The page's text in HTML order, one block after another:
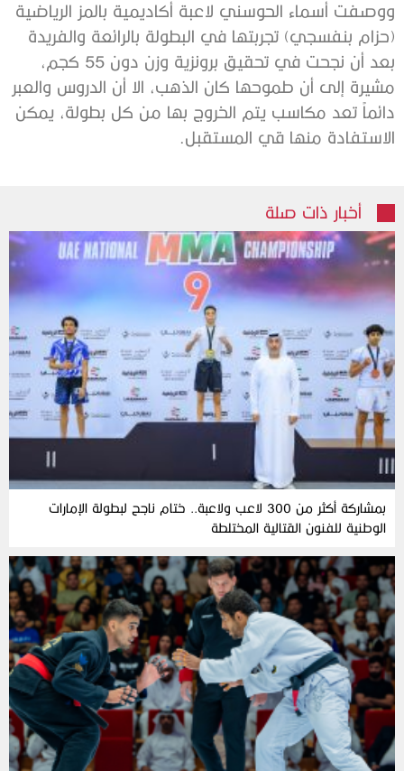
ووصفت أسماء الحوسني لاعبة أكاديمية بالمز الرياضية
(حزام بنفسجي) تجربتها في البطولة بالرائعة والفريدة
بعد أن نجحت في تحقيق برونزية وزن دون 55 كجم،
مشيرة إلى أن طموحها كان الذهب، الا أن الدروس والعبر
دائماً تعد مكاسب يتم الخروج بها من كل بطولة، يمكن
الاستفادة منها قي المستقبل.
أخبار ذات صلة
بمشاركة أكثر من 300 لاعب ولاعبة.. ختام ناجح لبطولة الإمارات
الوطنية للفنون القتالية المختلطة